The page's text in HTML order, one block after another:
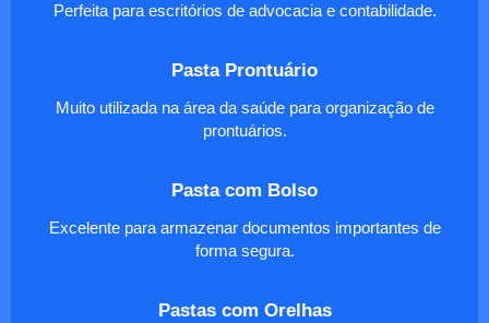
Perfeita para escritórios de advocacia e contabilidade.
Pasta Prontuário
Muito utilizada na área da saúde para organização de
prontuários.
Pasta com Bolso
Excelente para armazenar documentos importantes de
forma segura.
Pastas com Orelhas